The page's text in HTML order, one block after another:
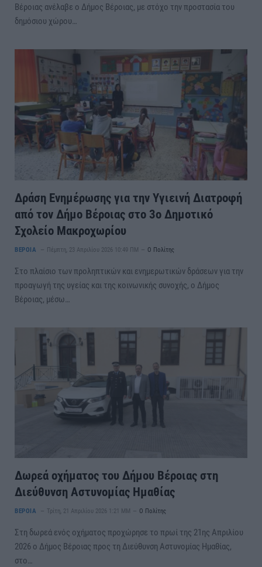
Βέροιας ανέλαβε ο Δήμος Βέροιας, με στόχο την προστασία του
δημόσιου χώρου…
Δράση Ενημέρωσης για την Υγιεινή Διατροφή
από τον Δήμο Βέροιας στο 3ο Δημοτικό
Σχολείο Μακροχωρίου
ΒΕΡΟΙΑ Πέμπτη, 23 Απριλίου 2026 10:49 ΠΜ Ο Πολίτης
Στο πλαίσιο των προληπτικών και ενημερωτικών δράσεων για την
προαγωγή της υγείας και της κοινωνικής συνοχής, ο Δήμος
Βέροιας, μέσω…
Δωρεά οχήματος του Δήμου Βέροιας στη
Διεύθυνση Αστυνομίας Ημαθίας
ΒΕΡΟΙΑ Τρίτη, 21 Απριλίου 2026 1:21 ΜΜ Ο Πολίτης
Στη δωρεά ενός οχήματος προχώρησε το πρωί της 21ης Απριλίου
2026 ο Δήμος Βέροιας προς τη Διεύθυνση Αστυνομίας Ημαθίας,
στο…